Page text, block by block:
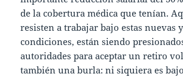
de la cobertura médica que tenían.
resisten a trabajar bajo estas nuevas
condiciones, están siendo
autoridades para aceptar un retiro
también una burla: ni siquiera es